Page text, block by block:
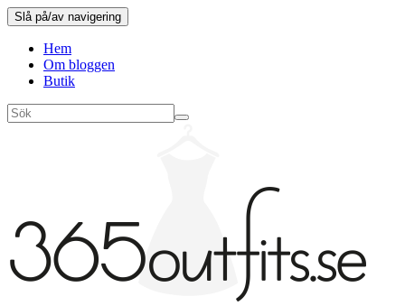
Slå på/av navigering
Hem
Om bloggen
Butik